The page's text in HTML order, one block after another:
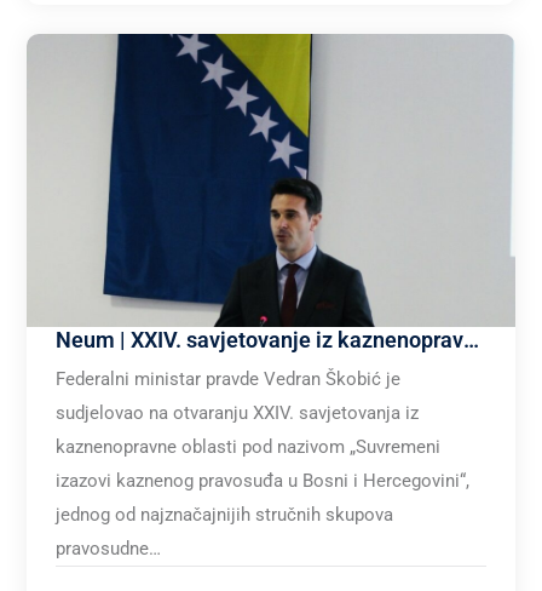
Neum | XXIV. savjetovanje iz kaznenopravne oblasti
Federalni ministar pravde Vedran Škobić je
sudjelovao na otvaranju XXIV. savjetovanja iz
kaznenopravne oblasti pod nazivom „Suvremeni
izazovi kaznenog pravosuđa u Bosni i Hercegovini“,
jednog od najznačajnijih stručnih skupova
pravosudne…